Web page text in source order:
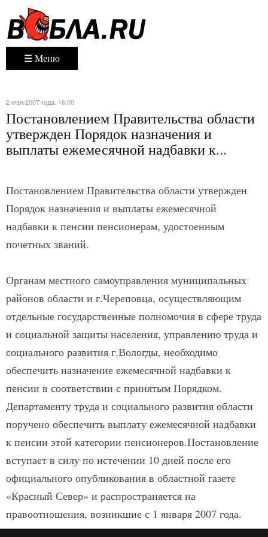
☰ Меню
2 мая 2007 года. 16:00
Постановлением Правительства области
утвержден Порядок назначения и
выплаты ежемесячной надбавки к...
Постановлением Правительства области утвержден
Порядок назначения и выплаты ежемесячной
надбавки к пенсии пенсионерам, удостоенным
почетных званий.
Органам местного самоуправления муниципальных
районов области и г.Череповца, осуществляющим
отдельные государственные полномочия в сфере труда
и социальной защиты населения, управлению труда и
социального развития г.Вологды, необходимо
обеспечить назначение ежемесячной надбавки к
пенсии в соответствии с принятым Порядком.
Департаменту труда и социального развития области
поручено обеспечить выплату ежемесячной надбавки
к пенсии этой категории пенсионеров.Постановление
вступает в силу по истечении 10 дней после его
официального опубликования в областной газете
«Красный Север» и распространяется на
правоотношения, возникшие с 1 января 2007 года.